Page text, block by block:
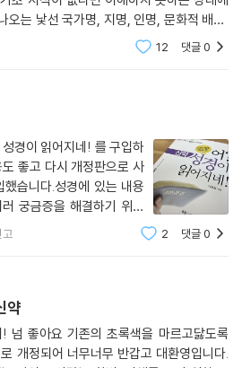
오는 낯선 국가명, 지명, 인명, 문화적 배경,
상태에서 헤메다가 두통과 짜증을 내면서 중
12 댓글0
경이 읽어지네! 를 구입하
좋고 다시 개정판으로 사
습니다.성경에 있는 내용
궁금증을 해결하기 위해
도나 표도 같이 있어서 더욱
고 2 댓글0
약
의 초록색을 마르고닳도록
개정되어 너무너무 반갑고 대환영입니다.